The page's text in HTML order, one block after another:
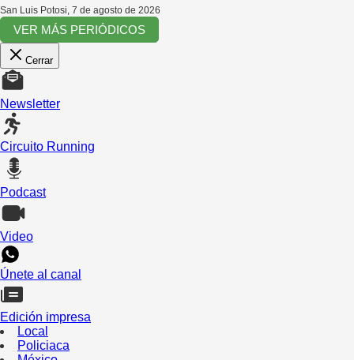
San Luis Potosi 7 de agosto de 2026
VER MÁS PERIÓDICOS
Cerrar
Newsletter
Circuito Running
Podcast
Video
Únete al canal
Edición impresa
Local
Policiaca